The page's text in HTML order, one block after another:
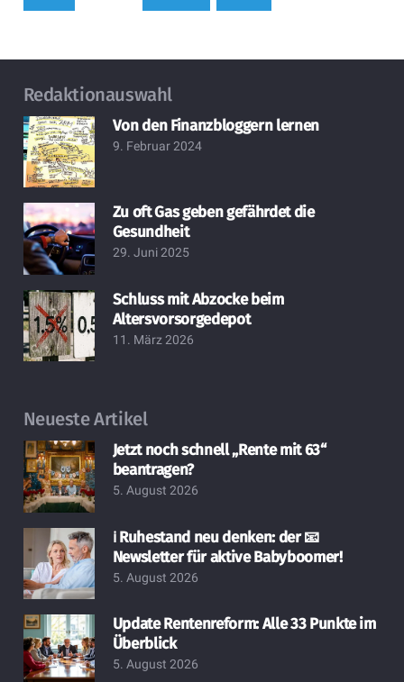
Redaktionauswahl
Von den Finanzbloggern lernen
9. Februar 2024
Zu oft Gas geben gefährdet die
Gesundheit
29. Juni 2025
Schluss mit Abzocke beim
Altersvorsorgedepot
11. März 2026
Neueste Artikel
Jetzt noch schnell „Rente mit 63“
beantragen?
5. August 2026
ℹ️ Ruhestand neu denken: der 📧
Newsletter für aktive Babyboomer!
5. August 2026
Update Rentenreform: Alle 33 Punkte im
Überblick
5. August 2026